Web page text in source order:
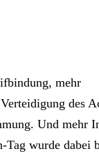
mehr
des
Und mehr
wurde dabei